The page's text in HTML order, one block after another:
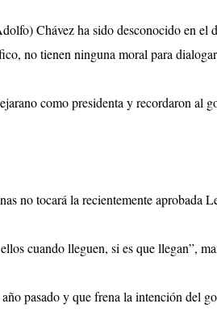
Chávez ha sido desconocido en el
no tienen ninguna moral para
como presidenta y recordaron al
no tocará la recientemente aprobada
cuando lleguen, si es que llegan”,
pasado y que frena la intención del